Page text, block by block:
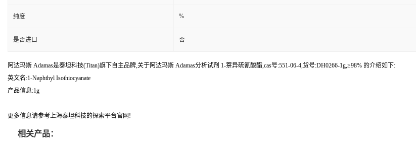
纯度 %
是否进口 否
阿达玛斯 Adamas是泰坦科技(Titan)旗下自主品牌,关于阿达玛斯 Adamas分析试剂 1-萘异硫氰酸酯,cas号:551-06-4,货号:DH0266-1g,≥98% 的介绍如下:
英文名:1-Naphthyl Isothiocyanate
产品信息:1g
更多信息请参考上海泰坦科技的探索平台官网!
相关产品：